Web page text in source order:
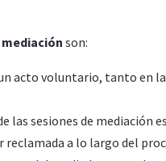
son:
acto voluntario, tanto en
las sesiones de mediación
a lo largo del